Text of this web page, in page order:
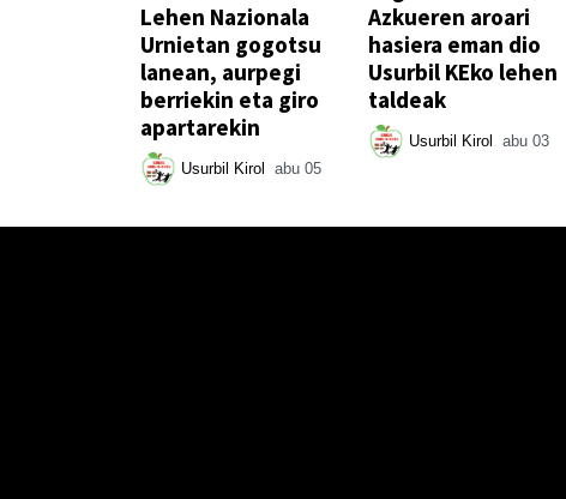
Lehen Nazionala
Urnietan gogotsu
lanean, aurpegi
berriekin eta giro
apartarekin
Usurbil Kirol abu 05
Azkueren aroari
hasiera eman dio
Usurbil KEko lehen
taldeak
Usurbil Kirol abu 03